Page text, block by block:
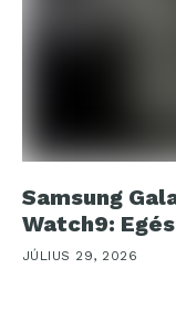
Samsung
Watch9:
JÚLIUS 29, 2026